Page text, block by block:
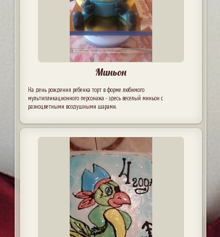
Миньон
На день рождения ребенка торт в форме любимого
мультипликационного персонажа - здесь веселый миньон с
разноцветными воздушными шарами.